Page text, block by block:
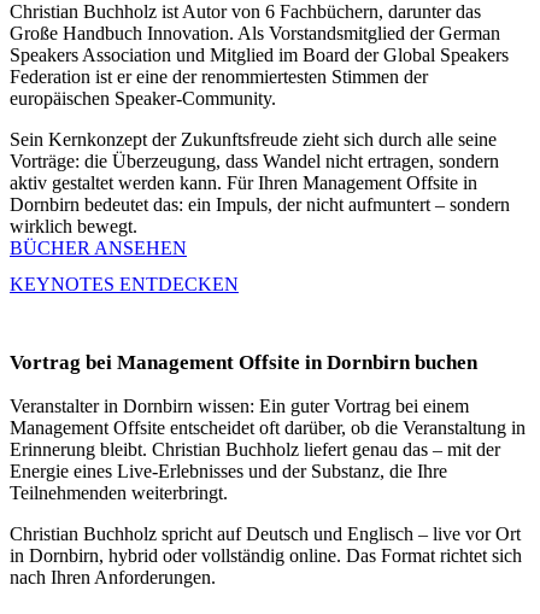
Christian Buchholz ist Autor von 6 Fachbüchern, darunter das
Große Handbuch Innovation. Als Vorstandsmitglied der German
Speakers Association und Mitglied im Board der Global Speakers
Federation ist er eine der renommiertesten Stimmen der
europäischen Speaker-Community.
Sein Kernkonzept der Zukunftsfreude zieht sich durch alle seine
Vorträge: die Überzeugung, dass Wandel nicht ertragen, sondern
aktiv gestaltet werden kann. Für Ihren Management Offsite in
Dornbirn bedeutet das: ein Impuls, der nicht aufmuntert – sondern
wirklich bewegt.
BÜCHER ANSEHEN
KEYNOTES ENTDECKEN
Vortrag bei Management Offsite in Dornbirn buchen
Veranstalter in Dornbirn wissen: Ein guter Vortrag bei einem
Management Offsite entscheidet oft darüber, ob die Veranstaltung in
Erinnerung bleibt. Christian Buchholz liefert genau das – mit der
Energie eines Live-Erlebnisses und der Substanz, die Ihre
Teilnehmenden weiterbringt.
Christian Buchholz spricht auf Deutsch und Englisch – live vor Ort
in Dornbirn, hybrid oder vollständig online. Das Format richtet sich
nach Ihren Anforderungen.